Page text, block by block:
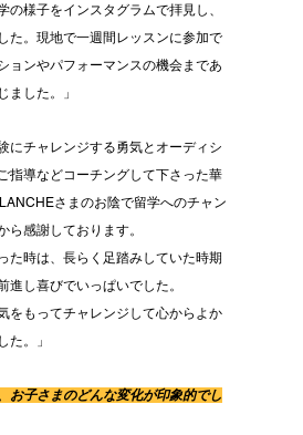
の様子をインスタグラムで拝見し、
た。現地で一週間レッスンに参加で
ョンやパフォーマンスの機会まであ
ました。」
にチャレンジする勇気とオーディシ
指導などコーチングして下さった華
さまのお陰で留学へのチャン
ら感謝しております。
た時は、長らく足踏みしていた時期
進し喜びでいっぱいでした。
をもってチャレンジして心からよか
た。」
お子さまのどんな変化が印象的でし